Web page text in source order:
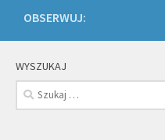
OBSERWUJ:
WYSZUKAJ
Szukaj: